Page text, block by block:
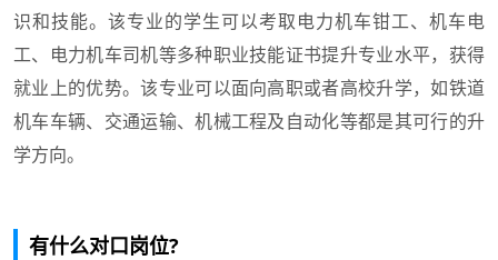
识和技能。该专业的学生可以考取电力机车钳工、机车电
工、电力机车司机等多种职业技能证书提升专业水平，获得
就业上的优势。该专业可以面向高职或者高校升学，如铁道
机车车辆、交通运输、机械工程及自动化等都是其可行的升
学方向。
有什么对口岗位?